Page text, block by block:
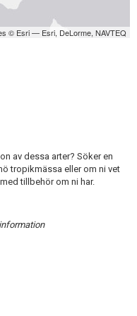
© Esri — Esri, DeLorme, NAVTEQ
av dessa arter? Söker en
tropikmässa eller om ni vet
tillbehör om ni har.